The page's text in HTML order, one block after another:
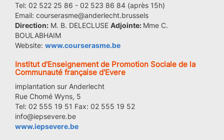
Tel: 02 522 25 86 - 02 523 86 84 (après 15h)
Email: courserasme@anderlecht.brussels
Direction: M. B. DELECLUSE Adjointe: Mme C.
BOULABHAIM
Website: www.courserasme.be
Institut d'Enseignement de Promotion Sociale de la
Communauté française d'Evere
implantation sur Anderlecht
Rue Chomé Wyns, 5
Tel: 02 555 19 51 Fax: 02 555 19 52
info@iepsevere.be
www.iepsevere.be